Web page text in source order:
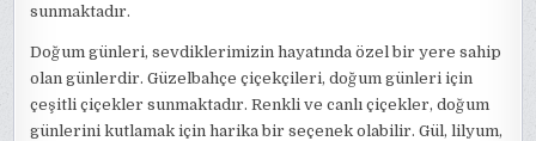
sunmaktadır.
Doğum günleri, sevdiklerimizin hayatında özel bir yere sahip
olan günlerdir. Güzelbahçe çiçekçileri, doğum günleri için
çeşitli çiçekler sunmaktadır. Renkli ve canlı çiçekler, doğum
günlerini kutlamak için harika bir seçenek olabilir. Gül, lilyum,